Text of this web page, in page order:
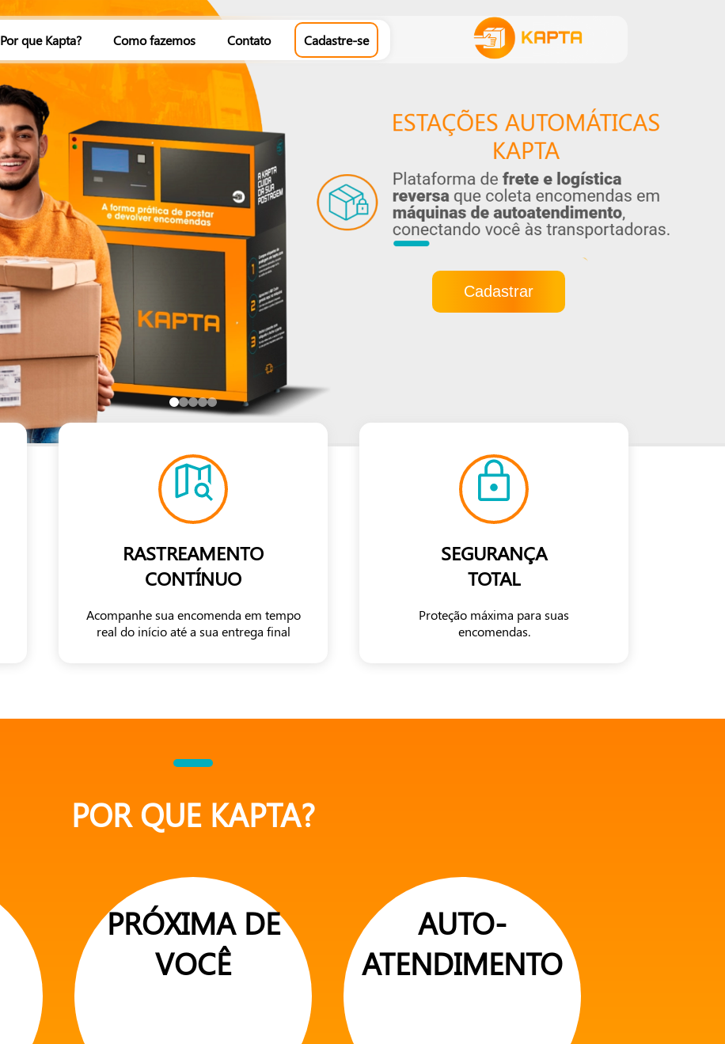
Por que Kapta? Como fazemos Contato Cadastre-se
Cadastrar
RASTREAMENTO
CONTÍNUO
Acompanhe sua encomenda em tempo
real do início até a sua entrega final
SEGURANÇA
TOTAL
Proteção máxima para suas
encomendas.
POR QUE KAPTA?
PRÓXIMA DE
VOCÊ
AUTO-
ATENDIMENTO